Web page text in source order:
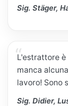
Sig. Stäger,
L'estrattore
manca
lavoro! Sono
Sig. Didier,